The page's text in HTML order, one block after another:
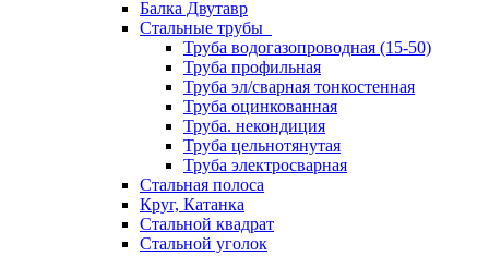
Балка Двутавр
Стальные трубы
Труба водогазопроводная (15-50)
Труба профильная
Труба эл/сварная тонкостенная
Труба оцинкованная
Труба. некондиция
Труба цельнотянутая
Труба электросварная
Стальная полоса
Круг, Катанка
Стальной квадрат
Стальной уголок